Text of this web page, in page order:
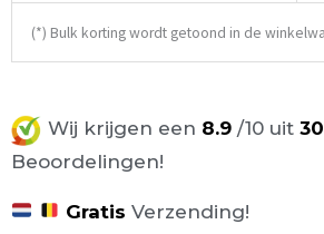
(*) Bulk korting wordt getoond in de
Wij krijgen een 8.9 /10 uit
Beoordelingen!
Gratis Verzending!